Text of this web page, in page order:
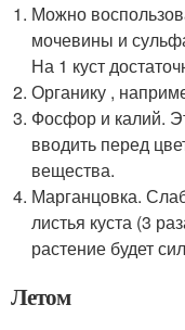
Можно
мочевины и
На 1 куст
Органику ,
Фосфор и калий.
вводить перед
вещества.
Марганцовка.
листья куста (3
растение будет
Летом